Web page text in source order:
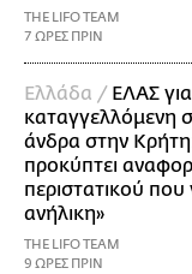
THE LIFO TEAM
7 ΩΡΕΣ ΠΡΙΝ
Ελλάδα / ΕΛΑΣ για
καταγγελλόμενη
άνδρα στην
προκύπτει
περιστατικού
ανήλικη»
THE LIFO TEAM
9 ΩΡΕΣ ΠΡΙΝ